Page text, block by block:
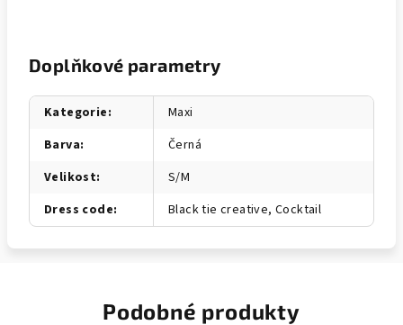
Doplňkové parametry
Kategorie:
Maxi
Barva:
Černá
Velikost:
S/M
Dress code: Black tie creative, Cocktail
Podobné produkty